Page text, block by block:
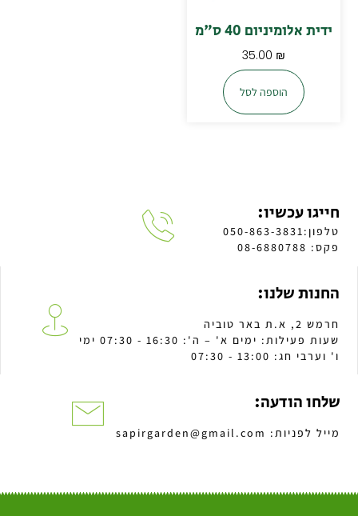
ידית אלומיניום 40 ס"מ
35.00 ₪
הוספה לסל
חייגו עכשיו:
טלפון:050-863-3831
פקס: 08-6880788
החנות שלנו:
חרמש 2, א.ת באר טוביה
שעות פעילות: ימים א' – ה': 16:30 - 07:30 ימי
ו' וערבי חג: 13:00 - 07:30
שלחו הודעה:
מייל לפניות: sapirgarden@gmail.com